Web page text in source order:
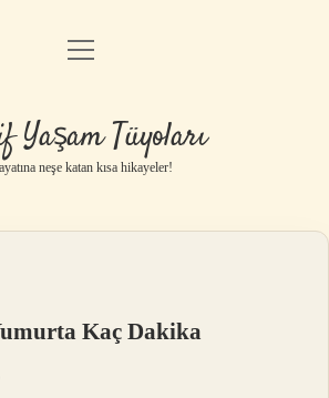
Anasayfa
Yasal Uyarı
menüyü
Yaşam Tüyoları
neşe katan kısa hikayeler!
Kaç Dakika